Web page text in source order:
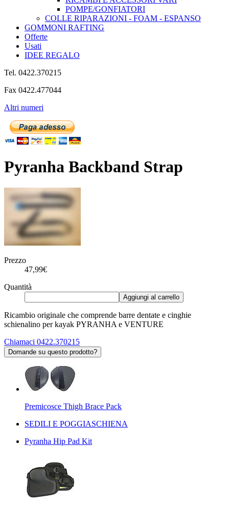
POMPE/GONFIATORI
COLLE RIPARAZIONI - FOAM - ESPANSO
GOMMONI RAFTING
Offerte
Usati
IDEE REGALO
Tel. 0422.370215
Fax 0422.477044
Altri numeri
Pyranha Backband Strap
Prezzo
47,99€
Quantità
Aggiungi al carrello
Ricambio originale che comprende barre dentate e cinghie
schienalino per kayak PYRANHA e VENTURE
Chiamaci 0422.370215
Domande su questo prodotto?
Premicosce Thigh Brace Pack
SEDILI E POGGIASCHIENA
Pyranha Hip Pad Kit